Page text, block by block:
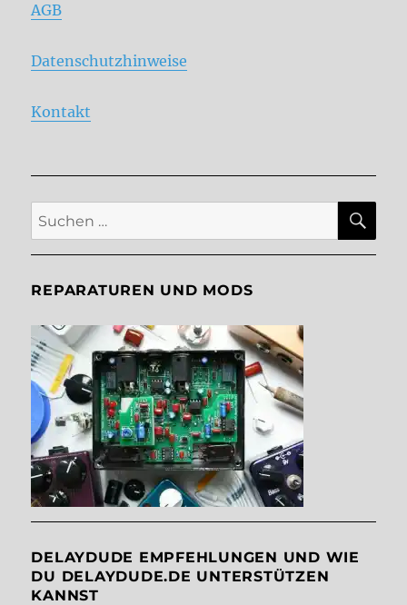
AGB
Datenschutzhinweise
Kontakt
Suche
nach:
REPARATUREN UND MODS
DELAYDUDE EMPFEHLUNGEN UND WIE
DU DELAYDUDE.DE UNTERSTÜTZEN
KANNST